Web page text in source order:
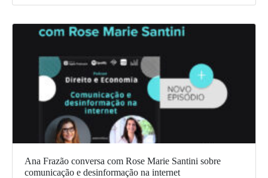
Ana Frazão conversa com Rose Marie Santini sobre
comunicação e desinformação na internet